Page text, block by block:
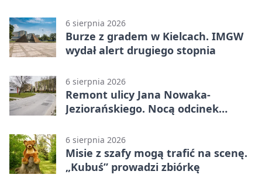
6 sierpnia 2026
Burze z gradem w Kielcach. IMGW
wydał alert drugiego stopnia
6 sierpnia 2026
Remont ulicy Jana Nowaka-
Jeziorańskiego. Nocą odcinek
6 sierpnia 2026
Misie z szafy mogą trafić na scenę.
„Kubuś” prowadzi zbiórkę